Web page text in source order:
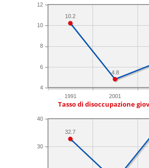
1991 2001
4
6
8
10
12
4.8
10.2
Tasso di disoccupazione
30
40
32.7